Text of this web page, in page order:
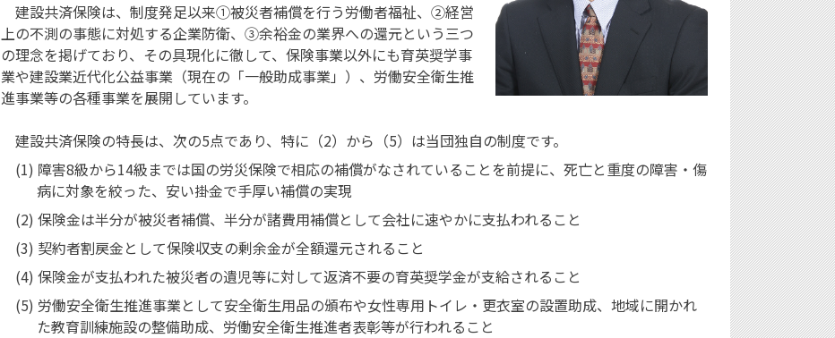
建設共済保険は、制度発足以来①被災者補償を行う労働者福祉、②経営
上の不測の事態に対処する企業防衛、③余裕金の業界への還元という三つ
の理念を掲げており、その具現化に徹して、保険事業以外にも育英奨学事
業や建設業近代化公益事業（現在の「一般助成事業」）、労働安全衛生推
進事業等の各種事業を展開しています。
建設共済保険の特長は、次の5点であり、特に（2）から（5）は当団独自の制度です。
障害8級から14級までは国の労災保険で相応の補償がなされていることを前提に、死亡と重度の障害・傷
病に対象を絞った、安い掛金で手厚い補償の実現
保険金は半分が被災者補償、半分が諸費用補償として会社に速やかに支払われること
契約者割戻金として保険収支の剰余金が全額還元されること
保険金が支払われた被災者の遺児等に対して返済不要の育英奨学金が支給されること
労働安全衛生推進事業として安全衛生用品の頒布や女性専用トイレ・更衣室の設置助成、地域に開かれ
た教育訓練施設の整備助成、労働安全衛生推進者表彰等が行われること